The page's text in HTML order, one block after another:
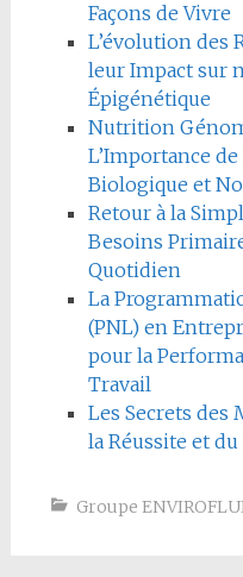
Façons de Vivre
L’évolution des
leur Impact sur
Épigénétique
Nutrition
L’Importance
Biologique et
Retour à la
Besoins
Quotidien
La
(PNL) en
pour la
Travail
Les Secrets des
la Réussite et
Groupe